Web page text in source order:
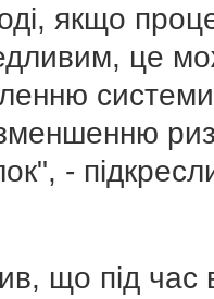
якщо
це
системи
-
що під час